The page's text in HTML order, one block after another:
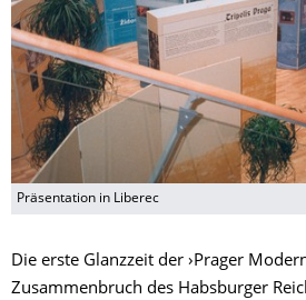
Präsentation in Liberec
Die erste Glanzzeit der ›Prager
Zusammenbruch des Habsburger